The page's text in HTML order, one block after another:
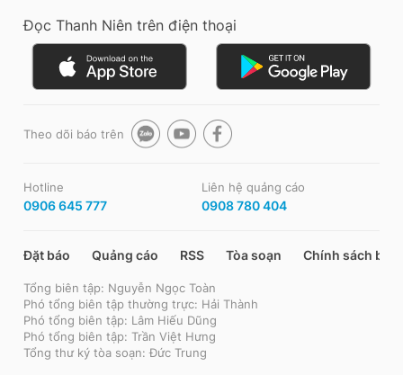
Đọc Thanh Niên trên điện thoại
Theo dõi báo trên
Hotline
0906 645 777
Liên hệ quảng cáo
0908 780 404
Đặt báo Quảng cáo RSS Tòa soạn Chính sách bảo
Tổng biên tập: Nguyễn Ngọc Toàn
Phó tổng biên tập thường trực: Hải Thành
Phó tổng biên tập: Lâm Hiếu Dũng
Phó tổng biên tập: Trần Việt Hưng
Tổng thư ký tòa soạn: Đức Trung